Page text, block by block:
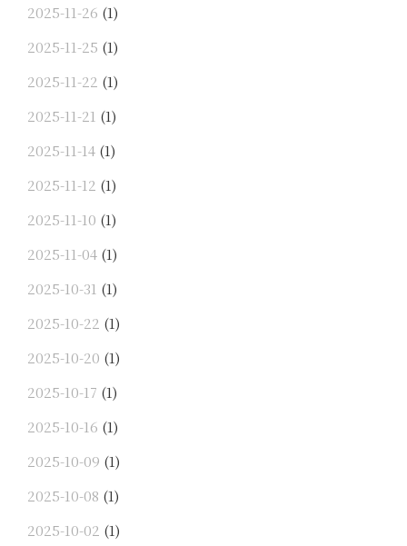
2025-11-26 (1)
2025-11-25 (1)
2025-11-22 (1)
2025-11-21 (1)
2025-11-14 (1)
2025-11-12 (1)
2025-11-10 (1)
2025-11-04 (1)
2025-10-31 (1)
2025-10-22 (1)
2025-10-20 (1)
2025-10-17 (1)
2025-10-16 (1)
2025-10-09 (1)
2025-10-08 (1)
2025-10-02 (1)